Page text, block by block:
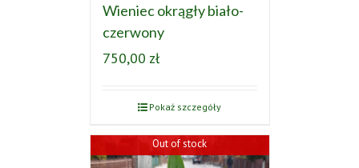
Wieniec okrągły biało-
czerwony
750,00 zł
Pokaż szczegóły
Out of stock